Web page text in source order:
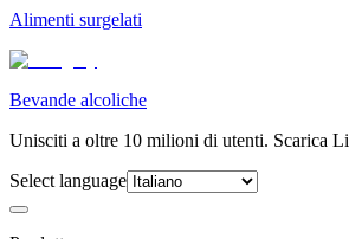
Alimenti surgelati
Bevande alcoliche
Unisciti a oltre 10 milioni di utenti. Scarica
Select language